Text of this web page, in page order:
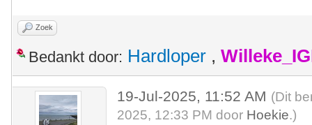
Zoek
Bedankt door: Hardloper ,
19-Jul-2025, 11:52 AM (Dit
2025, 12:33 PM door Hoekie.)